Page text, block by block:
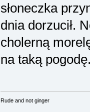
słoneczka
dnia dorzucił.
cholerną
na taką
Rude and not ginger